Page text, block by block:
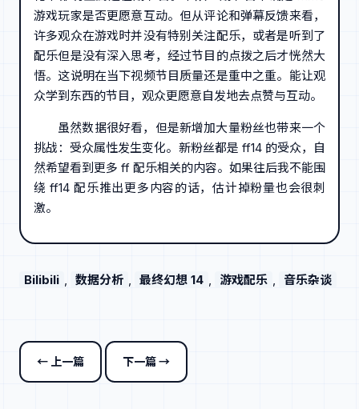
游戏玩家是否更愿意互动。但从评论和弹幕反馈来看，
许多观众在游戏时并没有特别关注配乐，或者是听到了
配乐但是没有深入思考，经过节目的点拨之后才恍然大
悟。这说明在当下视频节目质量还是重中之重。能让观
众学到东西的节目，观众更愿意自发地去点赞与互动。
虽然数据很好看，但是新增加大量粉丝也带来一个
挑战：受众属性发生变化。新粉丝都是 ff14 的受众，自
然希望看到更多 ff 配乐相关的内容。如果往后我不能围
绕 ff14 配乐推出更多内容的话，估计掉粉量也会很刺
激。
Bilibili , 数据分析 , 最终幻想 14 , 游戏配乐 , 音乐杂谈
← 上一篇 下一篇 →